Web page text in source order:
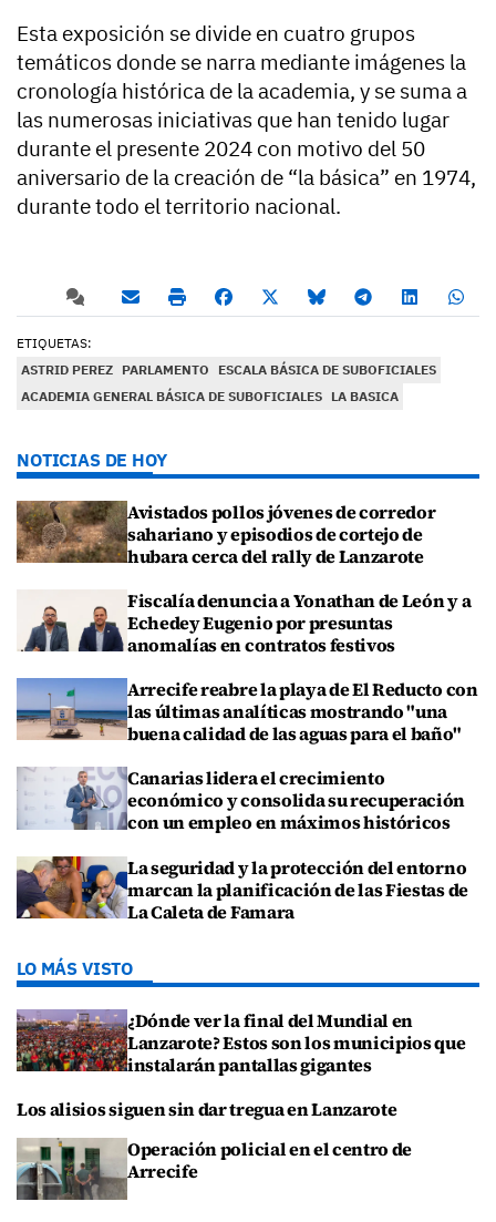
Esta exposición se divide en cuatro grupos
temáticos donde se narra mediante imágenes la
cronología histórica de la academia, y se suma a
las numerosas iniciativas que han tenido lugar
durante el presente 2024 con motivo del 50
aniversario de la creación de “la básica” en 1974,
durante todo el territorio nacional.
ETIQUETAS:
ASTRID PEREZ PARLAMENTO
ESCALA BÁSICA DE SUBOFICIALES
ACADEMIA GENERAL BÁSICA DE SUBOFICIALES LA BASICA
NOTICIAS DE HOY
Avistados pollos jóvenes de corredor
sahariano y episodios de cortejo de
hubara cerca del rally de Lanzarote
Fiscalía denuncia a Yonathan de León y a
Echedey Eugenio por presuntas
anomalías en contratos festivos
Arrecife reabre la playa de El Reducto con
las últimas analíticas mostrando "una
buena calidad de las aguas para el baño"
Canarias lidera el crecimiento
económico y consolida su recuperación
con un empleo en máximos históricos
La seguridad y la protección del entorno
marcan la planificación de las Fiestas de
La Caleta de Famara
LO MÁS VISTO
¿Dónde ver la final del Mundial en
Lanzarote? Estos son los municipios que
instalarán pantallas gigantes
Los alisios siguen sin dar tregua en Lanzarote
Operación policial en el centro de
Arrecife